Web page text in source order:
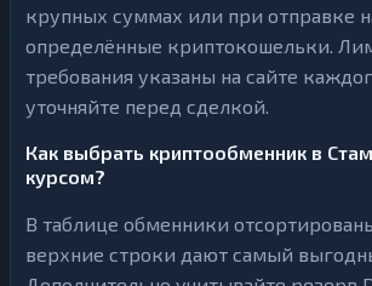
крупных суммах или при отправке
определённые криптокошельки.
требования указаны на сайте
уточняйте перед сделкой.
Как выбрать криптообменник в
курсом?
В таблице обменники
верхние строки дают самый